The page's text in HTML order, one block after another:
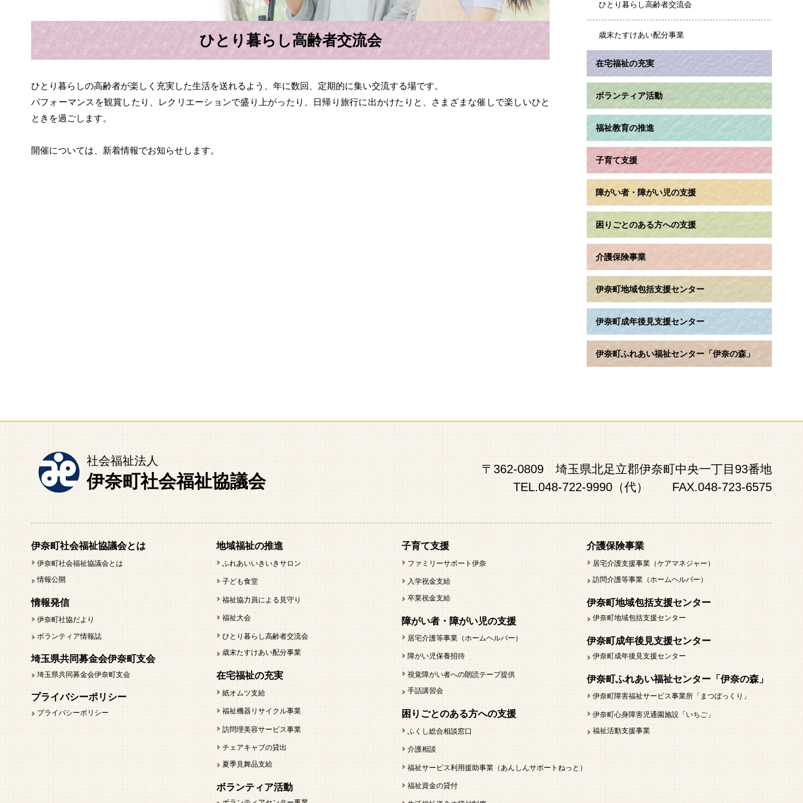
ひとり暮らし高齢者交流会
ひとり暮らしの高齢者が楽しく充実した生活を送れるよう、年に数回、定期的に集い交流する場です。
パフォーマンスを観賞したり、レクリエーションで盛り上がったり、日帰り旅行に出かけたりと、さまざまな催しで楽しいひと
ときを過ごします。
開催については、新着情報でお知らせします。
ひとり暮らし高齢者交流会
歳末たすけあい配分事業
在宅福祉の充実
ボランティア活動
福祉教育の推進
子育て支援
障がい者・障がい児の支援
困りごとのある方への支援
介護保険事業
伊奈町地域包括支援センター
伊奈町成年後見支援センター
伊奈町ふれあい福祉センター「伊奈の森」
社会福祉法人
伊奈町社会福祉協議会
〒362-0809 埼玉県北足立郡伊奈町中央一丁目93番地
TEL.048-722-9990（代） FAX.048-723-6575
伊奈町社会福祉協議会とは
伊奈町社会福祉協議会とは
情報公開
情報発信
伊奈町社協だより
ボランティア情報誌
埼玉県共同募金会伊奈町支会
埼玉県共同募金会伊奈町支会
プライバシーポリシー
プライバシーポリシー
地域福祉の推進
ふれあいいきいきサロン
子ども食堂
福祉協力員による見守り
福祉大会
ひとり暮らし高齢者交流会
歳末たすけあい配分事業
在宅福祉の充実
紙オムツ支給
福祉機器リサイクル事業
訪問理美容サービス事業
チェアキャブの貸出
夏季見舞品支給
ボランティア活動
子育て支援
ファミリーサポート伊奈
入学祝金支給
卒業祝金支給
障がい者・障がい児の支援
居宅介護等事業（ホームヘルパー）
障がい児保養招待
視覚障がい者への朗読テープ提供
手話講習会
困りごとのある方への支援
ふくし総合相談窓口
介護相談
福祉サービス利用援助事業（あんしんサポートねっと）
福祉資金の貸付
介護保険事業
居宅介護支援事業（ケアマネジャー）
訪問介護等事業（ホームヘルパー）
伊奈町地域包括支援センター
伊奈町地域包括支援センター
伊奈町成年後見支援センター
伊奈町成年後見支援センター
伊奈町ふれあい福祉センター「伊奈の森」
伊奈町障害福祉サービス事業所「まつぼっくり」
伊奈町心身障害児通園施設「いちご」
福祉活動支援事業